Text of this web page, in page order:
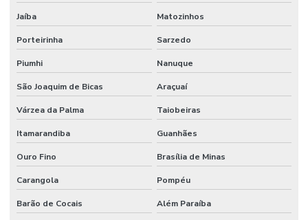
Jaíba Matozinhos
Porteirinha Sarzedo
Piumhi Nanuque
São Joaquim de Bicas Araçuaí
Várzea da Palma Taiobeiras
Itamarandiba Guanhães
Ouro Fino Brasília de Minas
Carangola Pompéu
Barão de Cocais Além Paraíba